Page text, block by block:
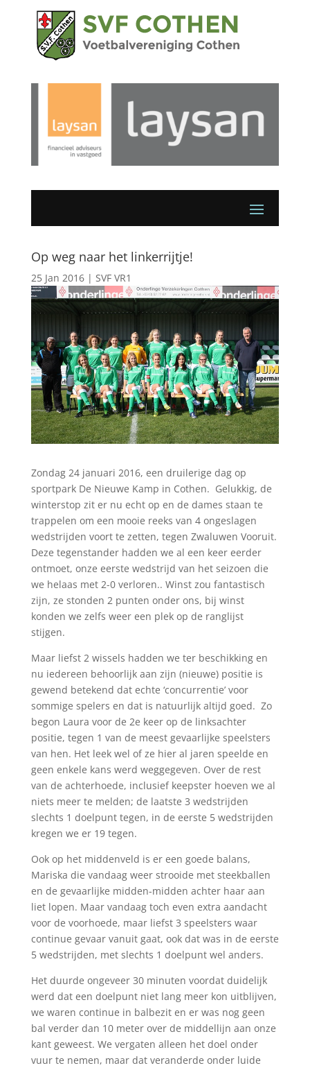
Op weg naar het linkerrijtje!
25 Jan 2016| SVF VR1
Zondag 24 januari 2016, een druilerige dag op
sportpark De Nieuwe Kamp in Cothen. Gelukkig, de
winterstop zit er nu echt op en de dames staan te
trappelen om een mooie reeks van 4 ongeslagen
wedstrijden voort te zetten, tegen Zwaluwen Vooruit.
Deze tegenstander hadden we al een keer eerder
ontmoet, onze eerste wedstrijd van het seizoen die
we helaas met 2-0 verloren.. Winst zou fantastisch
zijn, ze stonden 2 punten onder ons, bij winst
konden we zelfs weer een plek op de ranglijst
stijgen.
Maar liefst 2 wissels hadden we ter beschikking en
nu iedereen behoorlijk aan zijn (nieuwe) positie is
gewend betekend dat echte ‘concurrentie’ voor
sommige spelers en dat is natuurlijk altijd goed. Zo
begon Laura voor de 2e keer op de linksachter
positie, tegen 1 van de meest gevaarlijke speelsters
van hen. Het leek wel of ze hier al jaren speelde en
geen enkele kans werd weggegeven. Over de rest
van de achterhoede, inclusief keepster hoeven we al
niets meer te melden; de laatste 3 wedstrijden
slechts 1 doelpunt tegen, in de eerste 5 wedstrijden
kregen we er 19 tegen.
Ook op het middenveld is er een goede balans,
Mariska die vandaag weer strooide met steekballen
en de gevaarlijke midden-midden achter haar aan
liet lopen. Maar vandaag toch even extra aandacht
voor de voorhoede, maar liefst 3 speelsters waar
continue gevaar vanuit gaat, ook dat was in de eerste
5 wedstrijden, met slechts 1 doelpunt wel anders.
Het duurde ongeveer 30 minuten voordat duidelijk
werd dat een doelpunt niet lang meer kon uitblijven,
we waren continue in balbezit en er was nog geen
bal verder dan 10 meter over de middellijn aan onze
kant geweest. We vergaten alleen het doel onder
vuur te nemen, maar dat veranderde onder luide